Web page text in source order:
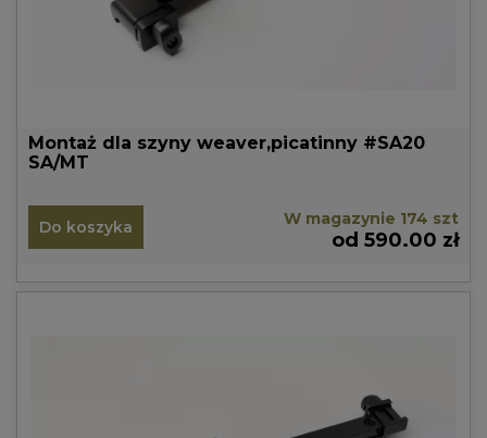
Montaż dla szyny weaver,picatinny #SA20
SA/MT
Do koszyka W magazynie 174 szt
od 590.00 zł